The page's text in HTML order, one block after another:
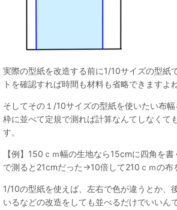
実際の型紙を改造する前に1/10サイズの型紙
トを確認すれば時間も材料も省略できますよね
そしてその１/10サイズの型紙を使いたい布
枠に並べて定規で測れば計算なんてしなくて
す。
【例】150ｃｍ幅の生地なら15cmに四角を
で測ると21cmだった→10倍して210ｃｍの布
1/10の型紙を使えば、左右で色が違うとか、
いるなどの改造をしても並べるだけでいいん